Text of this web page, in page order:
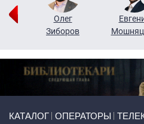
Олег
Зиборов
КАТАЛОГ ОПЕРАТОРЫ